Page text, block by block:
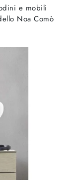
e mobili
Noa Comò